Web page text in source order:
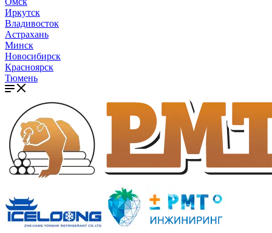
Иркутск
Владивосток
Астрахань
Минск
Новосибирск
Красноярск
Тюмень